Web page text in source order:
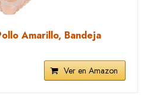
Amarillo, Bandeja
Ver en Amazon